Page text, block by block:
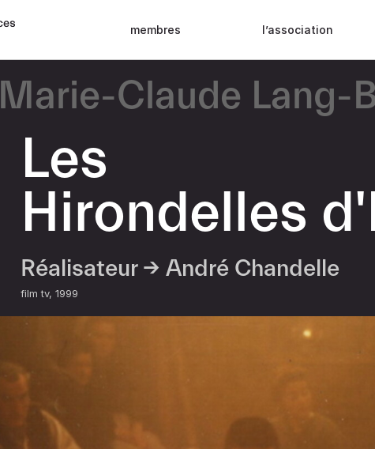
membres l’association
Marie-Claude Lang-
Les
Hirondelles
Réalisateur → André Chandelle
film tv 1999